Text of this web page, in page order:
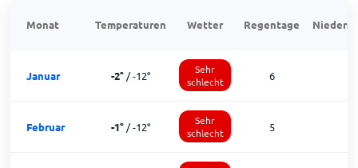
Monat Temperaturen Wetter Regentage
Januar -2° /-12°
Sehr
schlecht
6
Februar -1° /-12°
Sehr
schlecht
5